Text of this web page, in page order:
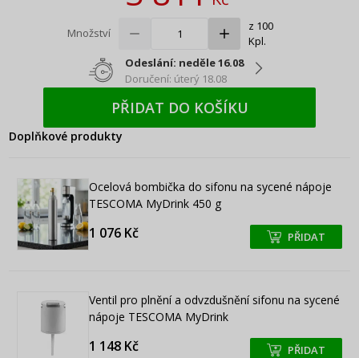
Množství
z 100
Kpl.
Odeslání: neděle 16.08
Doručení: úterý 18.08
PŘIDAT DO KOŠÍKU
Doplňkové produkty
Ocelová bombička do sifonu na sycené nápoje
TESCOMA MyDrink 450 g
1 076 Kč +
+ PŘIDAT
Ventil pro plnění a odvzdušnění sifonu na sycené
nápoje TESCOMA MyDrink
1 148 Kč +
+ PŘIDAT